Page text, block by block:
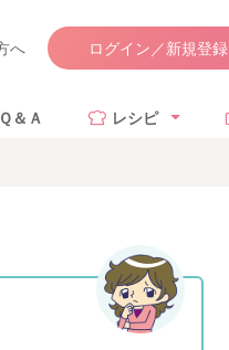
へ ログイン／新規登録
Ｑ＆Ａ レシピ